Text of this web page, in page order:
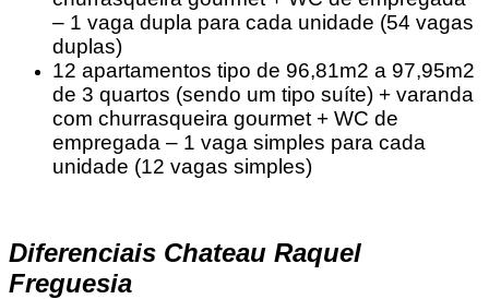
– 1 vaga dupla para cada unidade (54 vagas
duplas)
12 apartamentos tipo de 96,81m2 a 97,95m2
de 3 quartos (sendo um tipo suíte) + varanda
com churrasqueira gourmet + WC de
empregada – 1 vaga simples para cada
unidade (12 vagas simples)
Diferenciais Chateau Raquel
Freguesia